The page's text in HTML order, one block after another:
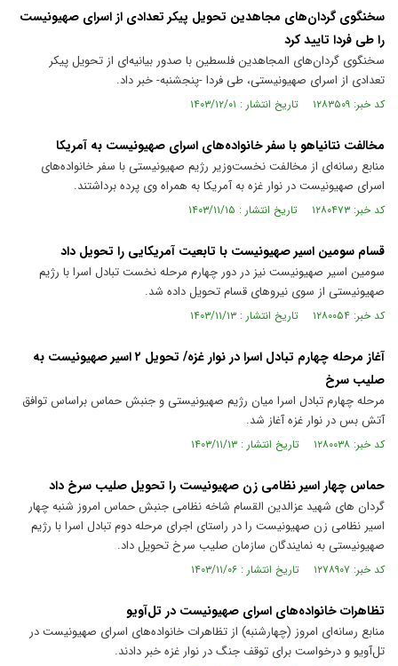
سخنگوی گردان‌های مجاهدین تحویل پیکر تعدادی از اسرای صهیونیست
را طی فردا تایید کرد
سخنگوی گردان‌های المجاهدین فلسطین با صدور بیانیه‌ای از تحویل پیکر
تعدادی از اسرای صهیونیستی، طی فردا -پنجشنبه- خبر داد.
کد خبر: ۱۲۸۳۵۰۹ تاریخ انتشار : ۱۴۰۳/۱۲/۰۱
مخالفت نتانیاهو با سفر خانواده‌های اسرای صهیونیست به آمریکا
منابع رسانه‌ای از مخالفت نخست‌وزیر رژیم صهیونیستی با سفر خانواده‌های
اسرای صهیونیست در نوار غزه به آمریکا به همراه وی پرده برداشتند.
کد خبر: ۱۲۸۰۴۷۳ تاریخ انتشار : ۱۴۰۳/۱۱/۱۵
قسام سومین اسیر صهیونیست با تابعیت آمریکایی را تحویل داد
سومین اسیر صهیونیست نیز در دور چهارم مرحله نخست تبادل اسرا با رژیم
صهیونیستی از سوی نیروهای قسام تحویل داده شد.
کد خبر: ۱۲۸۰۰۵۴ تاریخ انتشار : ۱۴۰۳/۱۱/۱۳
آغاز مرحله چهارم تبادل اسرا در نوار غزه/ تحویل ۲ اسیر صهیونیست به
صلیب سرخ
مرحله چهارم تبادل اسرا میان رژیم صهیونیستی و جنبش حماس براساس توافق
آتش بس در نوار غزه آغاز شد.
کد خبر: ۱۲۸۰۰۳۸ تاریخ انتشار : ۱۴۰۳/۱۱/۱۳
حماس چهار اسیر نظامی زن صهیونیست را تحویل صلیب سرخ داد
گردان های شهید عزالدین القسام شاخه نظامی جنبش حماس امروز شنبه چهار
اسیر نظامی زن صهیونیست را در راستای اجرای مرحله دوم تبادل اسرا با رژیم
صهیونیستی به نمایندگان سازمان صلیب سرخ تحویل داد.
کد خبر: ۱۲۷۸۹۰۷ تاریخ انتشار : ۱۴۰۳/۱۱/۰۶
تظاهرات خانواده‌های اسرای صهیونیست در تل‌آویو
منابع رسانه‌ای امروز (چهارشنبه) از تظاهرات خانواده‌های اسرای صهیونیست در
تل‌آویو و درخواست برای توقف جنگ در نوار غزه خبر دادند.